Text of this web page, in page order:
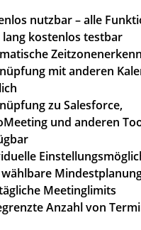
nutzbar – alle
lang kostenlos testbar
mit anderen
zu Salesforce,
und anderen
wählbare
Meetinglimits
Anzahl von